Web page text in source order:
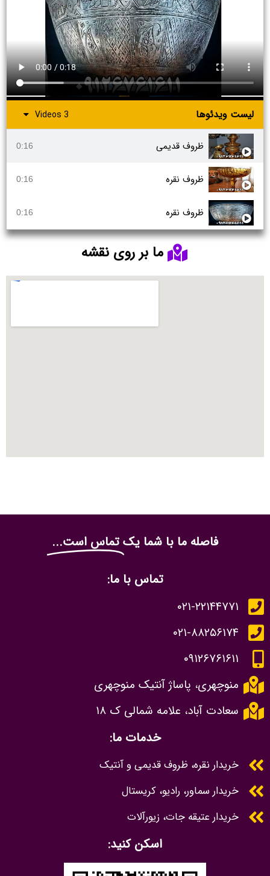
لیست ویدئوها 3 Videos
ظروف قدیمی 0:16
ظروف نقره 0:16
ظروف نقره 0:16
ما بر روی نقشه
فاصله ما با شما یکتماس است...
تماس با ما:
۰۲۱-۲۲۱۴۴۷۷۱
۰۲۱-۸۸۲۵۶۱۷۴
۰۹۱۲۶۷۶۱۶۱۱
منوچهری، پاساژ آنتیک منوچهری
سعادت آباد، علامه شمالی ک ۱۸
خدمات ما:
خریدار نقره، ظروف قدیمی و آنتیک
خریدار سماور، رادیو، کریستال
خریدار عتیقه جات، زیورآلات
اسکن کنید: